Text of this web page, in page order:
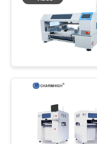
VIDEO
KAMI
PABRIK